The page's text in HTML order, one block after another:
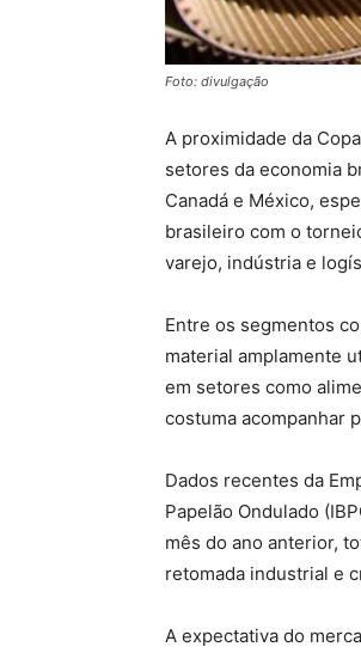
Foto: divulgação
A proximidade da
setores da economia
Canadá e México,
brasileiro com o
varejo, indústria e
Entre os segmentos
material amplamente
em setores como
costuma acompanhar
Dados recentes da
Papelão Ondulado
mês do ano anterior,
retomada industrial e
A expectativa do